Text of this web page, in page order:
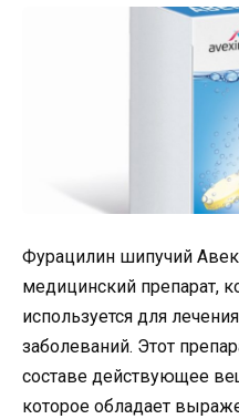
Фурацилин шипучий
медицинский препарат,
используется для
заболеваний. Этот
составе действующее
которое обладает